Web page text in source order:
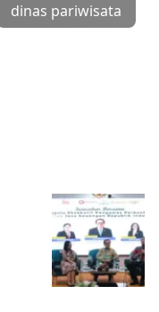
dinas pariwisata